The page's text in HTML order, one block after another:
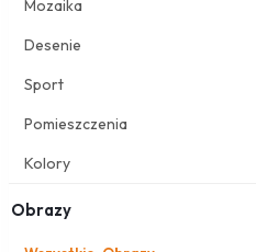
Mozaika
Desenie
Sport
Pomieszczenia
Kolory
Obrazy